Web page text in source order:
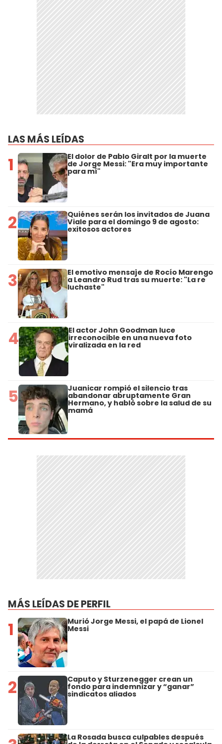
LAS MÁS LEÍDAS
1 El dolor de Pablo Giralt por la muerte
de Jorge Messi: "Era muy importante
para mí"
2 Quiénes serán los invitados de Juana
Viale para el domingo 9 de agosto:
exitosos actores
3 El emotivo mensaje de Rocío Marengo
a Leandro Rud tras su muerte: "La re
luchaste"
4 El actor John Goodman luce
irreconocible en una nueva foto
viralizada en la red
5 Juanicar rompió el silencio tras
abandonar abruptamente Gran
Hermano, y habló sobre la salud de su
mamá
MÁS LEÍDAS DE PERFIL
1 Murió Jorge Messi, el papá de Lionel
Messi
2 Caputo y Sturzenegger crean un
fondo para indemnizar y “ganar”
sindicatos aliados
La Rosada busca culpables después